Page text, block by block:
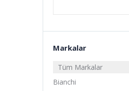
Markalar
Tüm Markalar
Bianchi